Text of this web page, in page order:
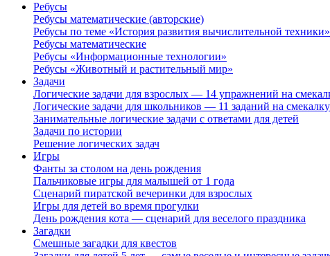
Ребусы
Ребусы математические (авторские)
Ребусы по теме «История развития вычислительной техники»
Ребусы математические
Ребусы «Информационные технологии»
Ребусы «Животный и растительный мир»
Задачи
Логические задачи для взрослых — 14 упражнений на
Логические задачи для школьников — 11 заданий на смекалку
Занимательные логические задачи с ответами для детей
Задачи по истории
Решение логических задач
Игры
Фанты за столом на день рождения
Пальчиковые игры для малышей от 1 года
Сценарий пиратской вечеринки для взрослых
Игры для детей во время прогулки
День рождения кота — сценарий для веселого праздника
Загадки
Смешные загадки для квестов